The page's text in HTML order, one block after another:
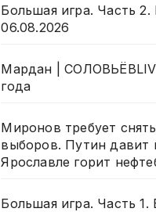
Большая игра. Часть 2.
06.08.2026
Мардан |
года
Миронов требует
выборов. Путин давит
Ярославле горит
Большая игра. Часть 1.